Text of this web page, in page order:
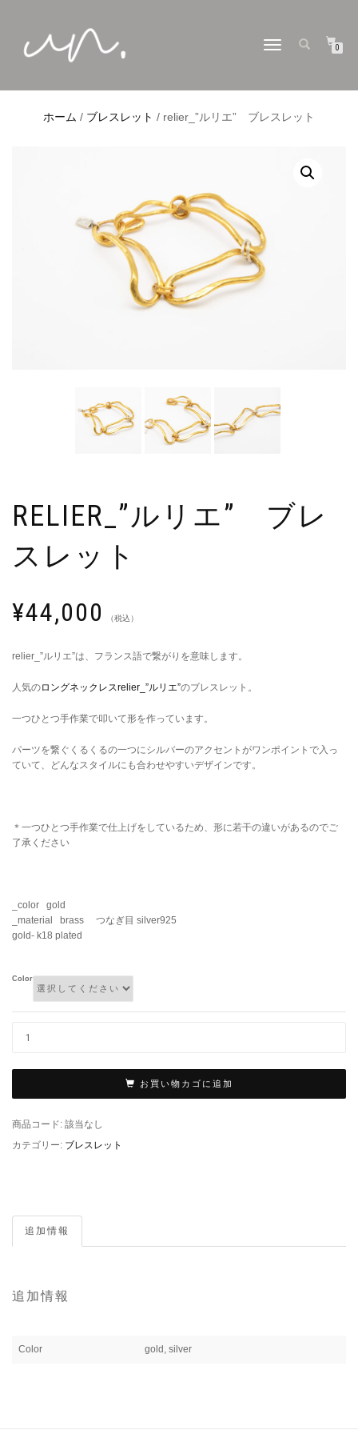
ナ
0
ホーム / ブレスレット / relier_”ルリエ” ブレスレット
RELIER_”ルリエ” ブレ
スレット
¥44,000 （税込）
relier_”ルリエ”は、フランス語で繋がりを意味します。
人気のロングネックレスrelier_”ルリエ”のブレスレット。
一つひとつ手作業で叩いて形を作っています。
パーツを繋ぐくるくるの一つにシルバーのアクセントがワンポイントで入っ
ていて、どんなスタイルにも合わせやすいデザインです。
＊一つひとつ手作業で仕上げをしているため、形に若干の違いがあるのでご
了承ください
_color gold
_material brass つなぎ目 silver925
gold- k18 plated
Color
お買い物カゴに追加
商品コード: 該当なし
カテゴリー: ブレスレット
追加情報
追加情報
Color gold, silver